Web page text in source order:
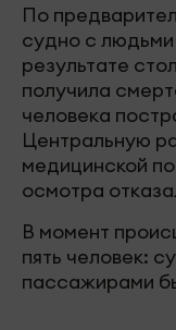
По
судно с людьми
результате
получила
человека
Центральную
медицинской
осмотра
В момент
пять человек:
пассажирами